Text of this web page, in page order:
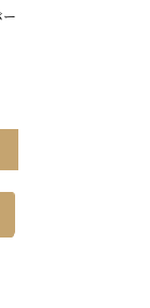
ー